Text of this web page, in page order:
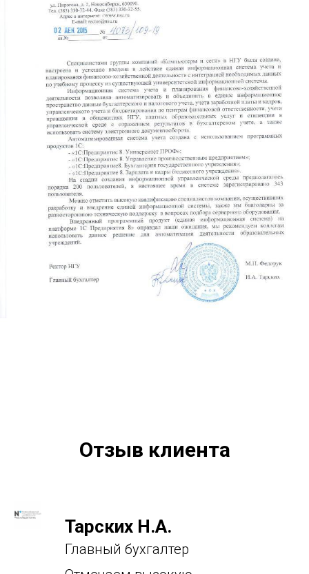
Отзыв клиента
Тарских Н.А.
Главный бухгалтер